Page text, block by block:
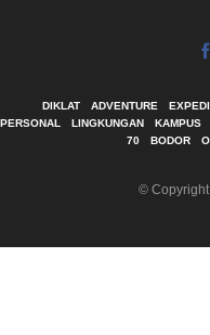
DIKLAT ADVENTURE
PERSONAL
LINGKUNGAN KAMPUS
70
BODOR
©